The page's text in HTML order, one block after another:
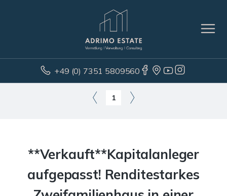
+49 (0) 7351 5809560
1
**Verkauft**Kapitalanleger
aufgepasst! Renditestarkes